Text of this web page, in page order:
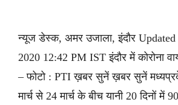
न्यूज डेस्क, अमर उजाला, इंदौर
2020 12:42 PM IST इंदौर में कोरोना
– फोटो : PTI ख़बर सुनें ख़बर सुनें
मार्च से 24 मार्च के बीच यानी 20 दिनों में